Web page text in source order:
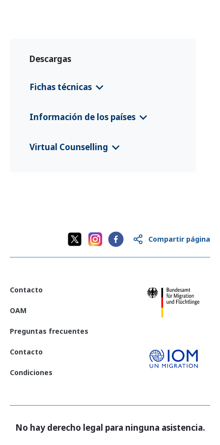
Descargas
Fichas técnicas
et (English)
Información de los países
Virtual Counselling
Compartir página
Contacto
OAM
Preguntas frecuentes
Contacto
Condiciones
No hay derecho legal para ninguna asistencia.